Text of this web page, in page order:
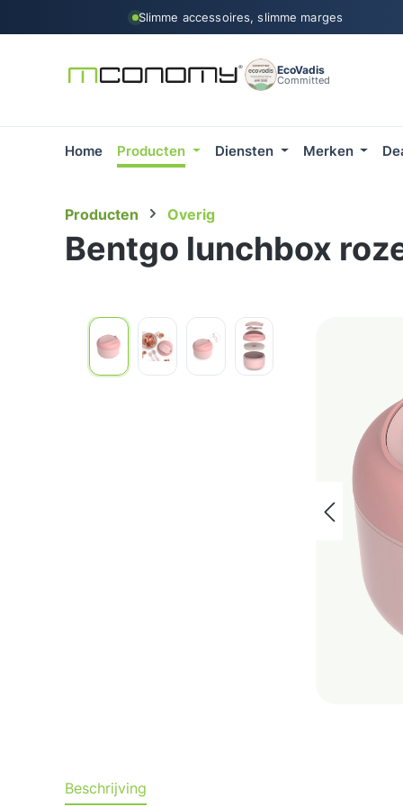
de hoofdinhoud
Ga naar de zoekopdracht
Ga naar de hoofdnavigatieSlimme accessoires, slimme marges
EcoVadis
Committed
Home Producten Diensten Merken
Producten Overig
Bentgo lunchbox
Beschrijving